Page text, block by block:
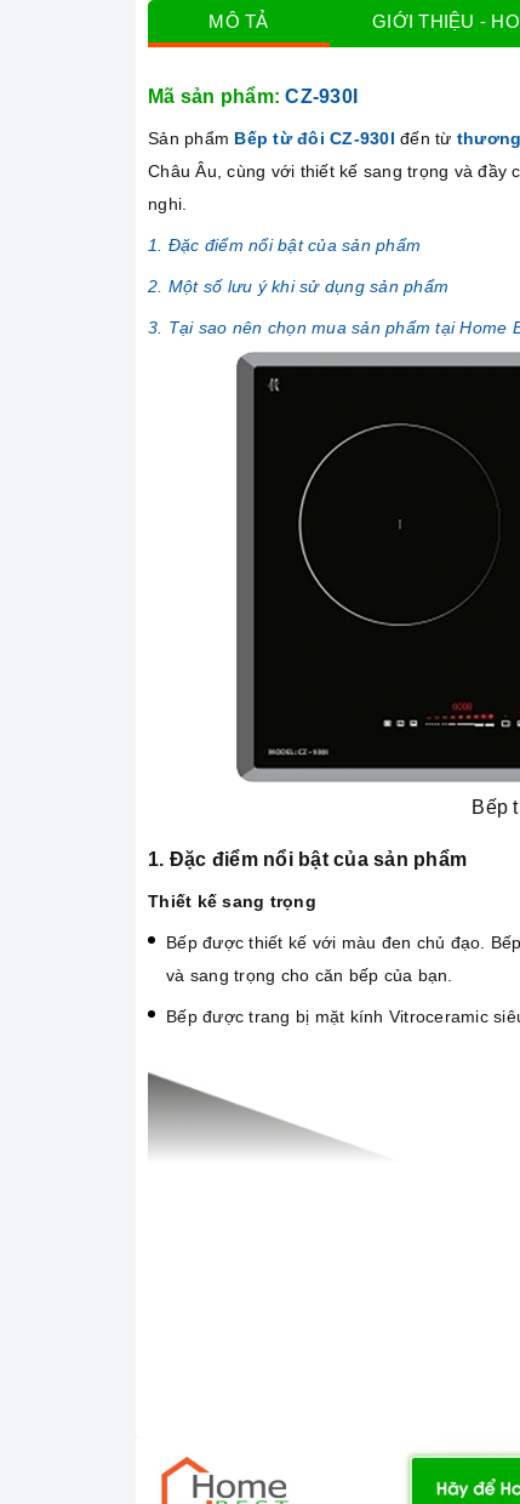
MÔ TẢ GIỚI THIỆU -
Mã sản phẩm:CZ-930I
Sản phẩm Bếp từ đôi CZ-930I đến từ
Châu Âu, cùng với thiết kế sang trọng và đầy
nghi.
1. Đặc điểm nổi bật của sản phẩm
2. Một số lưu ý khi sử dụng sản phẩm
3. Tại sao nên chọn mua sản phẩm tại Home
Bếp
1. Đặc điểm nổi bật của sản phẩm
Thiết kế sang trọng
Bếp được thiết kế với màu đen chủ đạo.
và sang trọng cho căn bếp của bạn.
Bếp được trang bị mặt kính Vitroceramic